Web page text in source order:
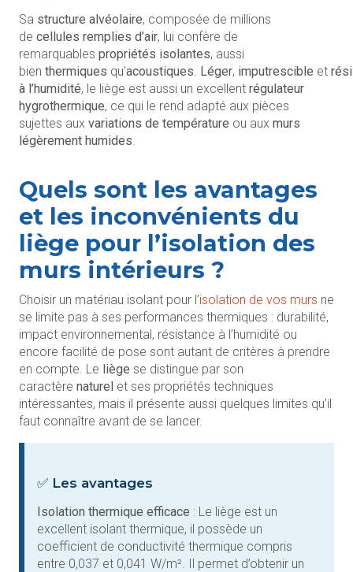
Sa structure alvéolaire, composée de millions
de cellules remplies d’air, lui confère de
remarquables propriétés isolantes, aussi
bien thermiques qu’acoustiques Léger, imputrescible et
à l’humidité, le liège est aussi un excellent régulateur
hygrothermique, ce qui le rend adapté aux pièces
sujettes aux variations de température ou aux murs
légèrement humides
Quels sont les avantages
et les inconvénients du
liège pour l’isolation des
murs intérieurs ?
Choisir un matériau isolant pour l’isolation de vos murs ne
se limite pas à ses performances thermiques : durabilité,
impact environnemental, résistance à l’humidité ou
encore facilité de pose sont autant de critères à prendre
en compte. Le liège se distingue par son
caractère naturel et ses propriétés techniques
intéressantes, mais il présente aussi quelques limites qu’il
faut connaître avant de se lancer.
✅ Les avantages
Isolation thermique efficace : Le liège est un
excellent isolant thermique, il possède un
coefficient de conductivité thermique compris
entre 0,037 et 0,041 W/m². Il permet d’obtenir un